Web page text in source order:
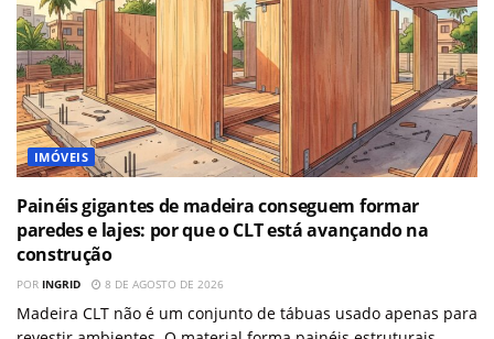
IMÓVEIS
Painéis gigantes de madeira conseguem formar
paredes e lajes: por que o CLT está avançando na
construção
POR INGRID 8 DE AGOSTO DE 2026
Madeira CLT não é um conjunto de tábuas usado apenas para